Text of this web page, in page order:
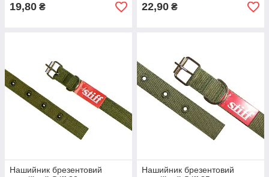
19,80 ₴ 22,90 ₴
Нашийник брезентовий
Нашийник брезентовий